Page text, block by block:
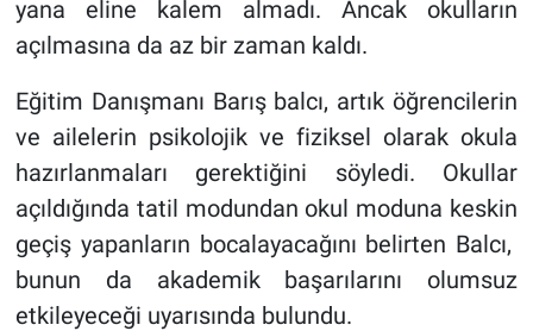
yana eline kalem almadı. Ancak okulların
açılmasına da az bir zaman kaldı.
Eğitim Danışmanı Barış balcı, artık öğrencilerin
ve ailelerin psikolojik ve fiziksel olarak okula
hazırlanmaları gerektiğini söyledi. Okullar
açıldığında tatil modundan okul moduna keskin
geçiş yapanların bocalayacağını belirten Balcı,
bunun da akademik başarılarını olumsuz
etkileyeceği uyarısında bulundu.